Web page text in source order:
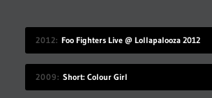
2012 Foo Fighters Live @ Lollapalooza 2012
2009 Short: Colour Girl